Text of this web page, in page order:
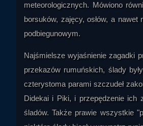
meteorologicznych. Mówiono
borsuków, zajęcy, osłów, a
podbiegunowym.
Najśmielsze wyjaśnienie zagadki
przekazów rumuńskich, ślady
czterystoma parami szczudeł
Didekai i Piki, i przepędzenie ich
śladów. Także prawie wszystkie